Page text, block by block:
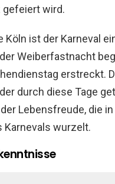
gefeiert wird.
Köln ist der Karneval
Weiberfastnacht
erstreckt.
durch diese Tage
Lebensfreude, die
Karnevals wurzelt.